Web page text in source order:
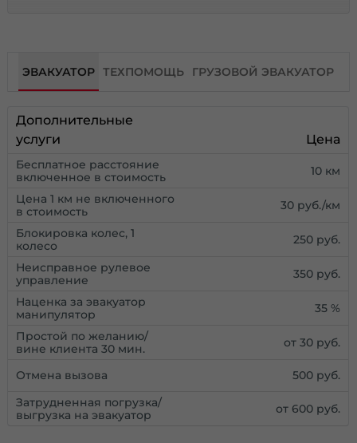
ЭВАКУАТОР ТЕХПОМОЩЬ ГРУЗОВОЙ ЭВАКУАТОР
Дополнительные
услуги
Цена
Бесплатное расстояние
включенное в стоимость
10 км
Цена 1 км не включенного
в стоимость
30 руб./км
Блокировка колес, 1
колесо
250 руб.
Неисправное рулевое
управление
350 руб.
Наценка за эвакуатор
манипулятор
35 %
Простой по желанию/
вине клиента 30 мин.
от 30 руб.
Отмена вызова 500 руб.
Затрудненная погрузка/
выгрузка на эвакуатор
от 600 руб.